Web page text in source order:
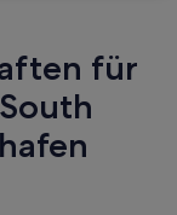
für